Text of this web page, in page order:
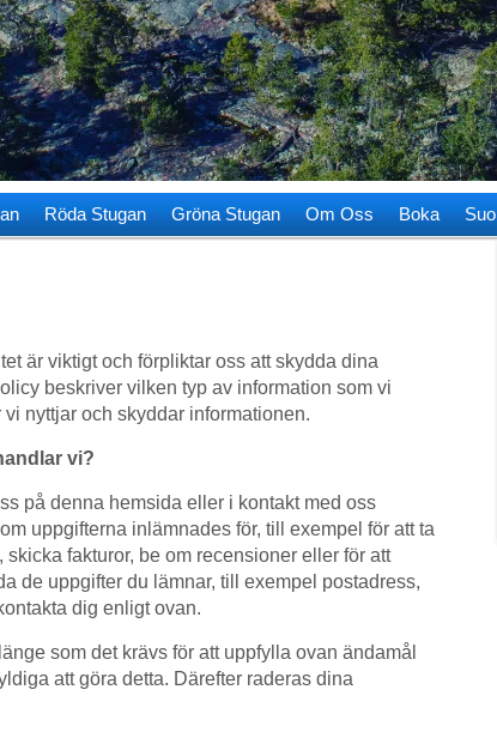
Röda Stugan Gröna Stugan Om Oss Boka
är viktigt och förpliktar oss att skydda dina
beskriver vilken typ av information som vi
nyttjar och skyddar informationen.
vi?
på denna hemsida eller i kontakt med oss
uppgifterna inlämnades för, till exempel för att ta
fakturor, be om recensioner eller för att
de uppgifter du lämnar, till exempel postadress,
dig enligt ovan.
som det krävs för att uppfylla ovan ändamål
att göra detta. Därefter raderas dina